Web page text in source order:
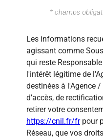
* champs
Les informations
agissant comme
qui reste
l'intérêt légitime de
destinées à l'Agence
d’accès, de
retirer votre
https://cnil.fr/frpour
Réseau, que vos